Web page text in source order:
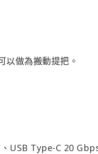
以做為搬動提把。
USB Type-C 20